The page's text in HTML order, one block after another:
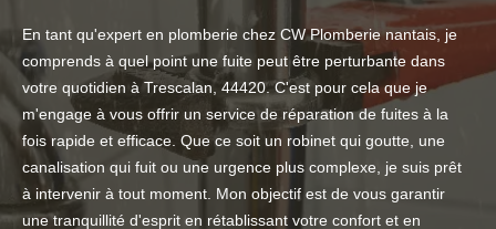
En tant qu'expert en plomberie chez CW Plomberie nantais, je
comprends à quel point une fuite peut être perturbante dans
votre quotidien à Trescalan, 44420. C'est pour cela que je
m'engage à vous offrir un service de réparation de fuites à la
fois rapide et efficace. Que ce soit un robinet qui goutte, une
canalisation qui fuit ou une urgence plus complexe, je suis prêt
à intervenir à tout moment. Mon objectif est de vous garantir
une tranquillité d'esprit en rétablissant votre confort et en